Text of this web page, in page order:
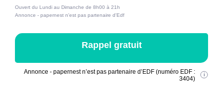
Ouvert du Lundi au Dimanche de 8h00 à 21h
Annonce - papernest n'est pas partenaire d'Edf
Rappel gratuit
Annonce - papernest n’est pas partenaire d’EDF (numéro EDF :
3404)